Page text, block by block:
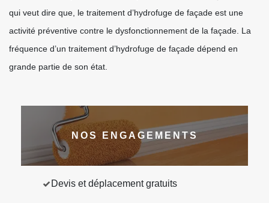
qui veut dire que, le traitement d’hydrofuge de façade est une
activité préventive contre le dysfonctionnement de la façade. La
fréquence d’un traitement d’hydrofuge de façade dépend en
grande partie de son état.
NOS ENGAGEMENTS
Devis et déplacement gratuits